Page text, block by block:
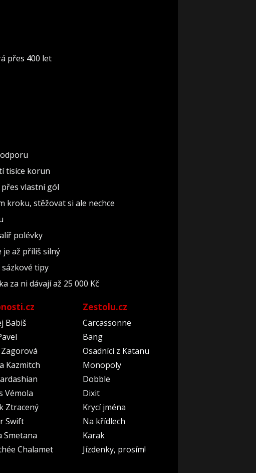
přes 400 let
tisíce korun
vlastní gól
kroku, stěžovat si ale nechce
polévky
je až příliš silný
sázkové tipy
za ni dávají až 25 000 Kč
Babiš
Kazmitch
Vémola
Ztracený
Swift
Smetana
Chalamet
Zestolu.cz
Carcassonne
Bang
Osadníci z Katanu
Monopoly
Dobble
Dixit
Krycí jména
Na křídlech
Karak
Jízdenky, prosím!